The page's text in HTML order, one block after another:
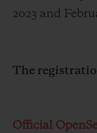
2023 and
The
Official